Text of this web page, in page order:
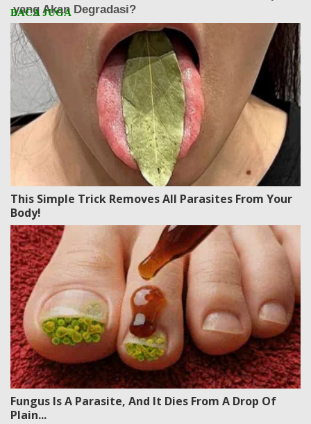
This Simple Trick Removes All Parasites From Your
Body!
Fungus Is A Parasite, And It Dies From A Drop Of
Plain...